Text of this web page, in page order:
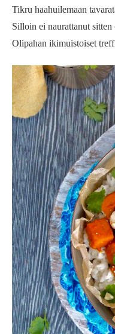
Tikru haahuilemaan
Silloin ei naurattanut
Olipahan ikimuistoiset